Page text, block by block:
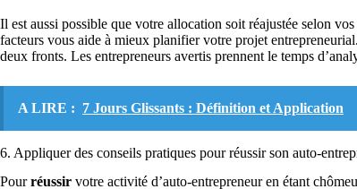
Il est aussi possible que votre allocation soit réajustée selon
facteurs vous aide à mieux planifier votre projet
deux fronts. Les entrepreneurs avertis prennent le temps
A LIRE : 7 Jours Glissants : Définition et Application
6. Appliquer des conseils pratiques pour réussir son auto-
Pourréussir votre activité d’auto-entrepreneur en étant